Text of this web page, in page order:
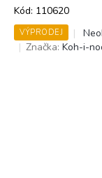
Kód: 110620
VÝPRODEJ
Značka: Koh-i-